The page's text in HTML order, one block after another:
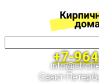
+7-
Санкт-